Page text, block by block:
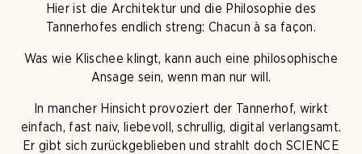
Hier ist die Architektur und die Philosophie des
Tannerhofes endlich streng: Chacun à sa façon.
Was wie Klischee klingt, kann auch eine philosophische
Ansage sein, wenn man nur will.
In mancher Hinsicht provoziert der Tannerhof, wirkt
einfach, fast naiv, liebevoll, schrullig, digital verlangsamt.
Er gibt sich zurückgeblieben und strahlt doch SCIENCE